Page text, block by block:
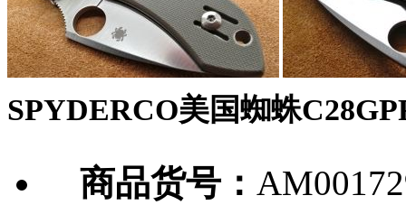
SPYDERCO美国蜘蛛
商品货号：